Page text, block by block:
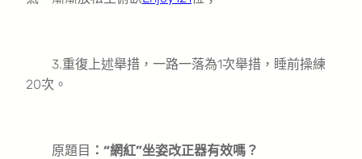
3.重復上述舉措，一路一落為1次舉措，睡前操練
20次。
原題目 ：“網紅”坐姿改正器有效嗎？